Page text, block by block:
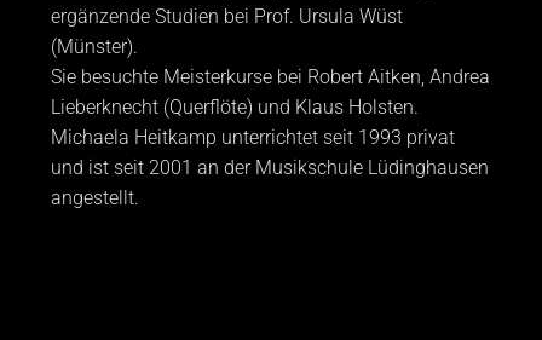
ergänzende Studien bei Prof. Ursula Wüst
(Münster).
Sie besuchte Meisterkurse bei Robert Aitken, Andrea
Lieberknecht (Querflöte) und Klaus Holsten.
Michaela Heitkamp unterrichtet seit 1993 privat
und ist seit 2001 an der Musikschule Lüdinghausen
angestellt.